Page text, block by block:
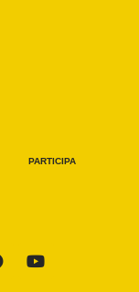
PARTICIPA